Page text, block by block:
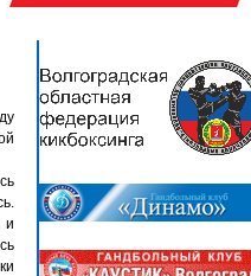
и